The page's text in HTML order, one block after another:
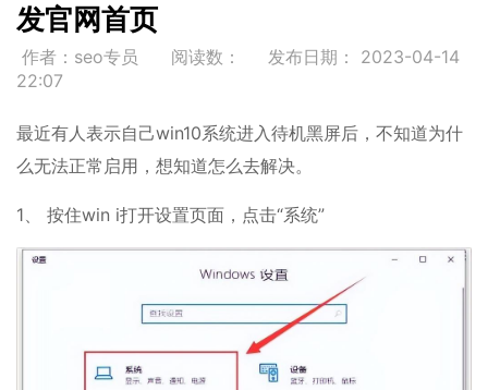
发官网首页
作者：seo专员 阅读数： 发布日期： 2023-04-14
22:07
最近有人表示自己win10系统进入待机黑屏后，不知道为什
么无法正常启用，想知道怎么去解决。
1、 按住win i打开设置页面，点击“系统”